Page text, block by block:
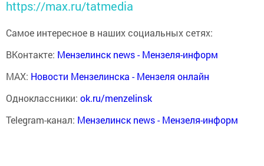
https://max.ru/tatmedia
Самое интересное в наших социальных сетях:
ВКонтакте: Мензелинск news - Мензеля-информ
MAX: Новости Мензелинска - Мензеля онлайн
Одноклассники: ok.ru/menzelinsk
Telegram-канал: Мензелинск news - Мензеля-информ